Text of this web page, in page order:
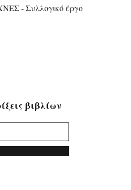
Quick View
- Συλλογικό έργο
βιβλίων